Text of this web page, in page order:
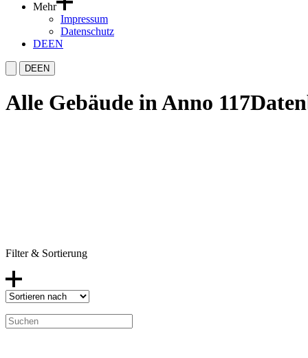
Mehr
Impressum
Datenschutz
DEEN
DEEN
Alle Gebäude in Anno 117
Filter & Sortierung